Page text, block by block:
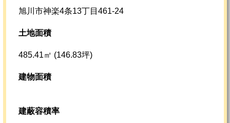
旭川市神楽4条13丁目461-24
土地面積
485.41㎡ (146.83坪)
建物面積
建蔽容積率